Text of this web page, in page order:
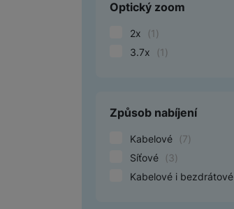
Optický zoom
2x (1 )
3.7x
(1 )
Způsob nabíjení
Kabelové (7)
Síťové
(3)
Kabelové i bezdrátové